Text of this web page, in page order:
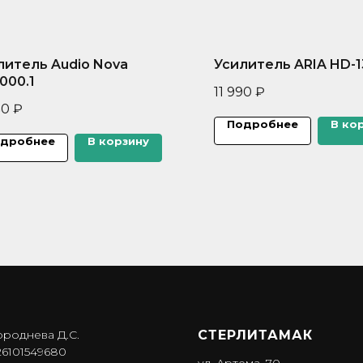
Audio Nova
₽
В корзину
Усилитель ARIA HD-
11 990 ₽
Подробнее В
Д.С.
СТЕРЛИТАМАК